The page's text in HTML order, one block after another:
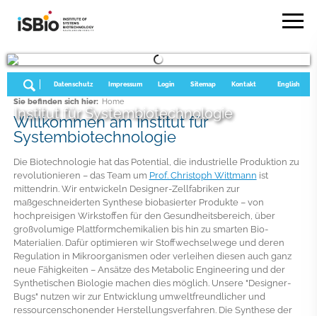
Institut für Systembiotechnologie
English
Kontakt
Sitemap
Login
Impressum
Datenschutz
Sie befinden sich hier: Home
Willkommen am Institut für
Systembiotechnologie
Die Biotechnologie hat das Potential, die industrielle Produktion zu
revolutionieren – das Team um Prof. Christoph Wittmann ist
mittendrin. Wir entwickeln Designer-Zellfabriken zur
maßgeschneiderten Synthese biobasierter Produkte – von
hochpreisigen Wirkstoffen für den Gesundheitsbereich, über
großvolumige Plattformchemikalien bis hin zu smarten Bio-
Materialien. Dafür optimieren wir Stoffwechselwege und deren
Regulation in Mikroorganismen oder verleihen diesen auch ganz
neue Fähigkeiten – Ansätze des Metabolic Engineering und der
Synthetischen Biologie machen dies möglich. Unsere "Designer-
Bugs" nutzen wir zur Entwicklung umweltfreundlicher und
ressourcenschonender Herstellungsverfahren. Die Synthese der